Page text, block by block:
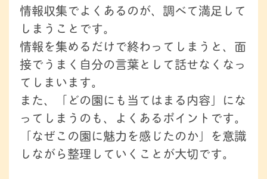
情報収集でよくあるのが、調べて満足して
しまうことです。
情報を集めるだけで終わってしまうと、面
接でうまく自分の言葉として話せなくなっ
てしまいます。
また、「どの園にも当てはまる内容」にな
ってしまうのも、よくあるポイントです。
「なぜこの園に魅力を感じたのか」を意識
しながら整理していくことが大切です。